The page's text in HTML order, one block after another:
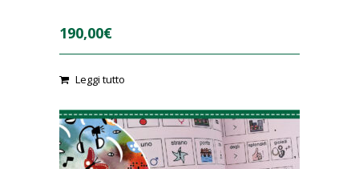
190,00€
t
o
f
5
Leggi tutto